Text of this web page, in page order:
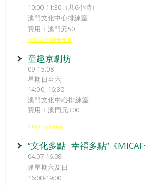
10:00-11:30（共6小時）
澳門文化中心排練室
費用：澳門元50
※6月5日起接受報名
童趣京劇坊
09-15.08
星期日至六
14:00, 16:30
澳門文化中心排練室
費用：澳門元300
※6 月5 日起接受報名
“文化多點 ‧ 幸福多點”《MICAF
04.07-16.08
逢星期六及日
16:00-19:00